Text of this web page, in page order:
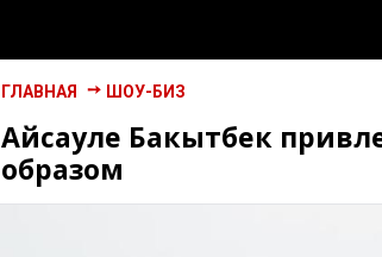
ГЛАВНАЯ ШОУ-БИЗ
Айсауле Бакытбек
образом